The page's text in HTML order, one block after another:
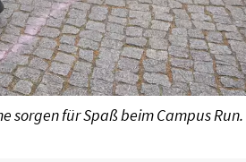
sorgen für Spaß beim Campus Run.